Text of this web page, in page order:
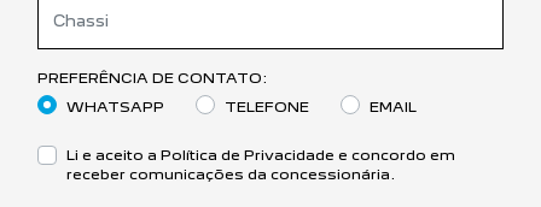
PREFERÊNCIA DE CONTATO:
WHATSAPP
TELEFONE EMAIL
Li e aceito a Política de Privacidade e concordo em
receber comunicações da concessionária.